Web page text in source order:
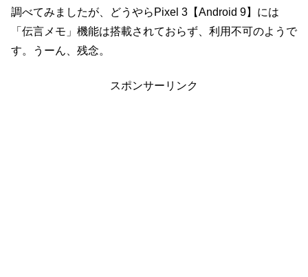
調べてみましたが、どうやらPixel 3【Android 9】には
「伝言メモ」機能は搭載されておらず、利用不可のようで
す。うーん、残念。
スポンサーリンク